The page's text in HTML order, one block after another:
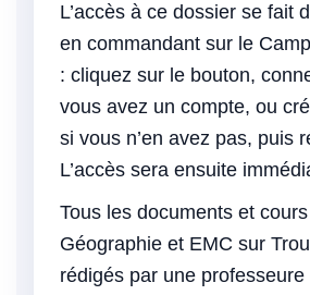
L’accès à ce dossier se fait
en commandant sur le
: cliquez sur le bouton,
vous avez un compte, ou
si vous n’en avez pas, puis
L’accès sera ensuite
Tous les documents et cours
Géographie et EMC sur
rédigés par une